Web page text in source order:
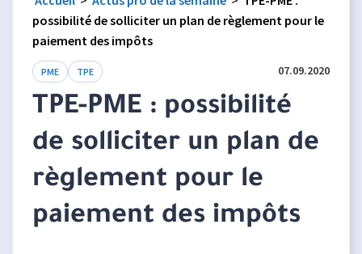
possibilité de solliciter un plan de règlement pour le
paiement des impôts
PME TPE 07.09.2020
TPE-PME : possibilité
de solliciter un plan de
règlement pour le
paiement des impôts